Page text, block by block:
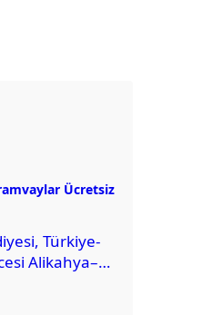
Ücretsiz
Türkiye-
Alikahya–
ücretsiz